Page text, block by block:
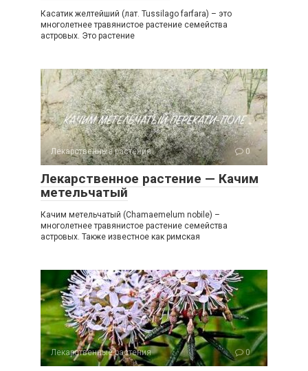
Касатик желтейший (лат. Tussilago farfara) – это
многолетнее травянистое растение семейства
астровых. Это растение
Лекарственные растения 0
Лекарственное растение — Качим
метельчатый
Качим метельчатый (Chamaemelum nobile) –
многолетнее травянистое растение семейства
астровых. Также известное как римская
Лекарственные растения 0